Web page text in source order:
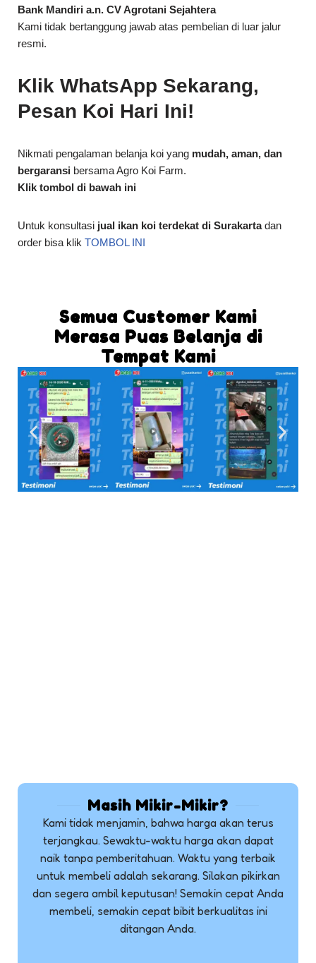
Bank Mandiri a.n. CV Agrotani Sejahtera
Kami tidak bertanggung jawab atas pembelian di luar jalur
resmi.
Klik WhatsApp Sekarang,
Pesan Koi Hari Ini!
Nikmati pengalaman belanja koi yang mudah, aman, dan
bergaransi bersama Agro Koi Farm.
Klik tombol di bawah ini
Untuk konsultasi jual ikan koi terdekat di Surakartadan
order bisa klik TOMBOL INI
Semua Customer Kami
Merasa Puas Belanja di
Tempat Kami
Masih Mikir-Mikir?
Kami tidak menjamin, bahwa harga akan terus
terjangkau. Sewaktu-waktu harga akan dapat
naik tanpa pemberitahuan. Waktu yang terbaik
untuk membeli adalah sekarang. Silakan pikirkan
dan segera ambil keputusan! Semakin cepat Anda
membeli, semakin cepat bibit berkualitas ini
ditangan Anda.